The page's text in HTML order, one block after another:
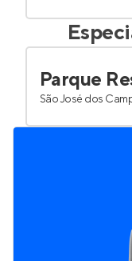
Parque
São José dos